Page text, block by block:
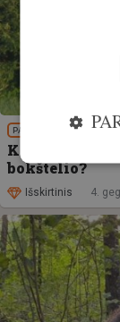
PATIRTIS
Kaip
bokštelio?
Išskirtinis 4.